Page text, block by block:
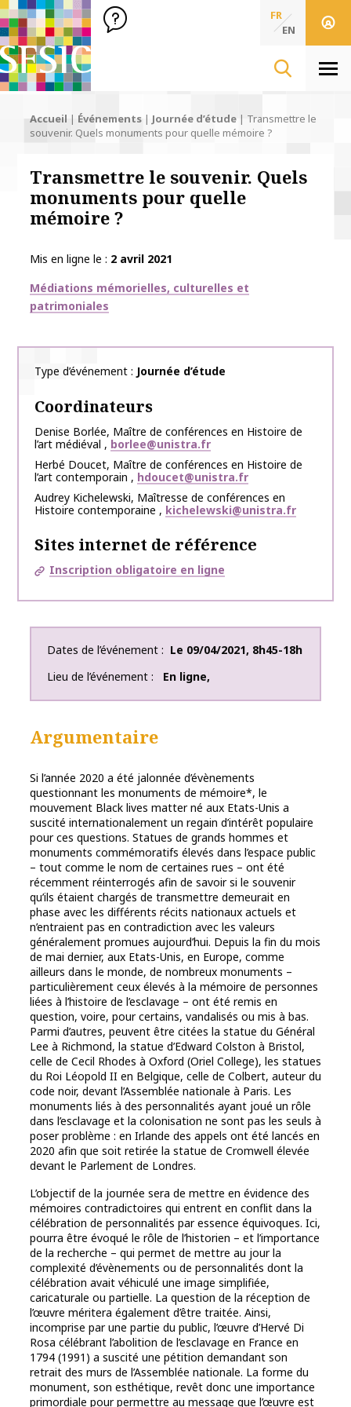
SFSIC Société Française des Sciences de l'Information & de
Société Française des Sciences
de l'Information
FR
EN
Accueil | Événements | Journée d’étude | Transmettre le
souvenir. Quels monuments pour quelle mémoire ?
Transmettre le souvenir. Quels
monuments pour quelle
mémoire ?
Mis en ligne le
2 avril 2021
Thématiques
Médiations mémorielles, culturelles et
patrimoniales
Type d’événement Journée d’étude
Coordinateurs
Denise Borlée, Maître de conférences en Histoire de
l’art médiéval , borlee@unistra.fr
Herbé Doucet, Maître de conférences en Histoire de
l’art contemporain , hdoucet@unistra.fr
Audrey Kichelewski, Maîtresse de conférences en
Histoire contemporaine , kichelewski@unistra.fr
Sites internet de référence
Inscription obligatoire en ligne
Dates de l’événement Le 09/04/2021, 8h45-18h
Lieu de l’événement
En ligne,
Argumentaire
Si l’année 2020 a été jalonnée d’évènements
questionnant les monuments de mémoire*, le
mouvement Black lives matter né aux Etats-Unis a
suscité internationalement un regain d’intérêt populaire
pour ces questions. Statues de grands hommes et
monuments commémoratifs élevés dans l’espace public
– tout comme le nom de certaines rues – ont été
récemment réinterrogés afin de savoir si le souvenir
qu’ils étaient chargés de transmettre demeurait en
phase avec les différents récits nationaux actuels et
n’entraient pas en contradiction avec les valeurs
généralement promues aujourd’hui. Depuis la fin du mois
de mai dernier, aux Etats-Unis, en Europe, comme
ailleurs dans le monde, de nombreux monuments –
particulièrement ceux élevés à la mémoire de personnes
liées à l’histoire de l’esclavage – ont été remis en
question, voire, pour certains, vandalisés ou mis à bas.
Parmi d’autres, peuvent être citées la statue du Général
Lee à Richmond, la statue d’Edward Colston à Bristol,
celle de Cecil Rhodes à Oxford (Oriel College), les statues
du Roi Léopold II en Belgique, celle de Colbert, auteur du
code noir, devant l’Assemblée nationale à Paris. Les
monuments liés à des personnalités ayant joué un rôle
dans l’esclavage et la colonisation ne sont pas les seuls à
poser problème : en Irlande des appels ont été lancés en
2020 afin que soit retirée la statue de Cromwell élevée
devant le Parlement de Londres.
L’objectif de la journée sera de mettre en évidence des
mémoires contradictoires qui entrent en conflit dans la
célébration de personnalités par essence équivoques. Ici,
pourra être évoqué le rôle de l’historien – et l’importance
de la recherche – qui permet de mettre au jour la
complexité d’évènements ou de personnalités dont la
célébration avait véhiculé une image simplifiée,
caricaturale ou partielle. La question de la réception de
l’œuvre méritera également d’être traitée. Ainsi,
incomprise par une partie du public, l’œuvre d’Hervé Di
Rosa célébrant l’abolition de l’esclavage en France en
1794 (1991) a suscité une pétition demandant son
retrait des murs de l’Assemblée nationale. La forme du
monument, son esthétique, revêt donc une importance
primordiale pour permettre au message que l’œuvre est